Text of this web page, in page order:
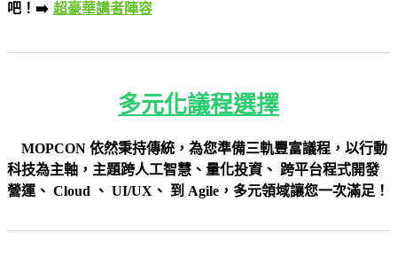
吧！➡️ 超豪華講者陣容
多元化議程選擇
MOPCON 依然秉持傳統，為您準備三軌豐富議程，以行動
科技為主軸，主題跨人工智慧、量化投資、 跨平台程式開發
營運、 Cloud 、 UI/UX、 到 Agile，多元領域讓您一次滿足！